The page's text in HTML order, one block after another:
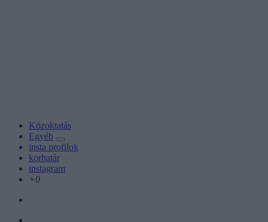
Közoktatás
Egyéb
insta profilok
korhatár
instagram
+0